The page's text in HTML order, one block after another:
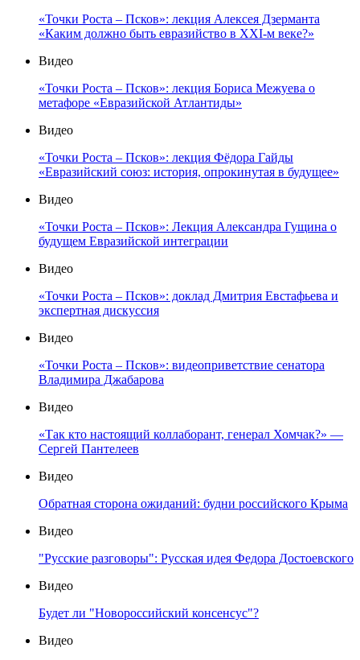
«Точки Роста – Псков»: лекция Алексея Дзерманта
«Каким должно быть евразийство в XXI-м веке?»
Видео
«Точки Роста – Псков»: лекция Бориса Межуева о
метафоре «Евразийской Атлантиды»
Видео
«Точки Роста – Псков»: лекция Фёдора Гайды
«Евразийский союз: история, опрокинутая в будущее»
Видео
«Точки Роста – Псков»: Лекция Александра Гущина о
будущем Евразийской интеграции
Видео
«Точки Роста – Псков»: доклад Дмитрия Евстафьева и
экспертная дискуссия
Видео
«Точки Роста – Псков»: видеоприветствие сенатора
Владимира Джабарова
Видео
«Так кто настоящий коллаборант, генерал Хомчак?» —
Сергей Пантелеев
Видео
Обратная сторона ожиданий: будни российского Крыма
Видео
"Русские разговоры": Русская идея Федора Достоевского
Видео
Будет ли "Новороссийский консенсус"?
Видео